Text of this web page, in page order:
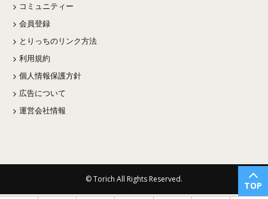
TOP
コミュニティー
会員登録
とりっちのリンク方法
利用規約
個人情報保護方針
広告について
運営会社情報
© Torich All Rights Reserved.